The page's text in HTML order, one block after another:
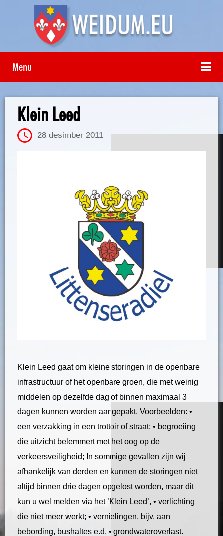
Menu
Klein Leed
28 desimber 2011
Klein Leed gaat om kleine storingen in de openbare
infrastructuur of het openbare groen, die met weinig
middelen op dezelfde dag of binnen maximaal 3
dagen kunnen worden aangepakt. Voorbeelden: •
een verzakking in een trottoir of straat; • begroeiing
die uitzicht belemmert met het oog op de
verkeersveiligheid; In sommige gevallen zijn wij
afhankelijk van derden en kunnen de storingen niet
altijd binnen drie dagen opgelost worden, maar dit
kun u wel melden via het ’Klein Leed’, • verlichting
die niet meer werkt; • vernielingen, bijv. aan
bebording, bushaltes e.d. • grondwateroverlast.